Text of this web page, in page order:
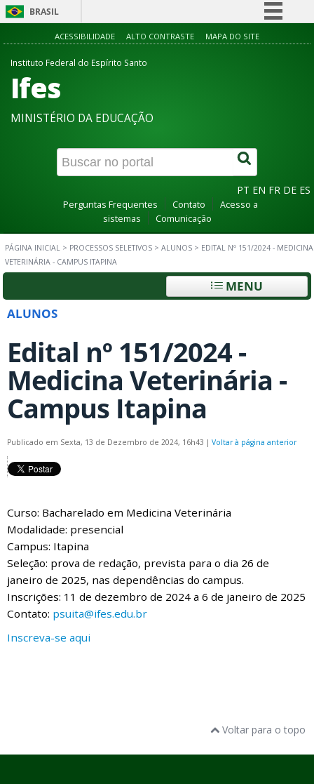
BRASIL
Simplifique!
Canais
ACESSIBILIDADE ALTO CONTRASTE MAPA DO SITE
Instituto Federal do Espírito Santo
Ifes
MINISTÉRIO DA EDUCAÇÃO
PT EN FR DE ES
Perguntas Frequentes Contato
Acesso a
sistemas
Comunicação
PÁGINA INICIAL > PROCESSOS SELETIVOS > ALUNOS > EDITAL Nº 151/2024 - MEDICINA
VETERINÁRIA - CAMPUS ITAPINA
MENU
ALUNOS
Edital nº 151/2024 -
Medicina Veterinária -
Campus Itapina
Publicado em Sexta, 13 de Dezembro de 2024, 16h43 | Voltar à página anterior
Curso: Bacharelado em Medicina Veterinária
Modalidade: presencial
Campus: Itapina
Seleção: prova de redação, prevista para o dia 26 de
janeiro de 2025, nas dependências do campus.
Inscrições: 11 de dezembro de 2024 a 6 de janeiro de 2025
Contato: psuita@ifes.edu.br
Inscreva-se aqui
Voltar para o topo